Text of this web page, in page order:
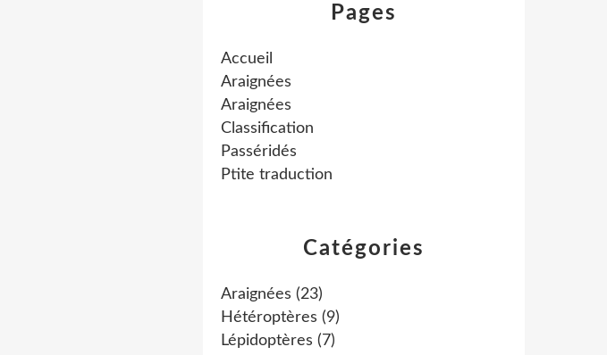
Catégories
Araignées (23)
Hétéroptères (9)
Lépidoptères (7)
Pages
Accueil
Araignées
Araignées
Classification
Passéridés
Ptite traduction